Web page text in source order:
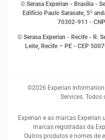
Sustentabilidade
© Serasa Experian - Brasília -
Edifício Paulo Sarasate, 5º
70302-911 -
© Serasa Experian - Recife - R.
Leite, Recife – PE - CEP
©2026 Experian
Services. Todos
Experian e as marcas
marcas registradas da
Outros produtos e nomes de